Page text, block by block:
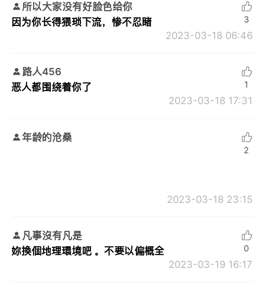
所以大家没有好脸色给你
因为你长得猥琐下流，惨不忍睹
2023-03-18 06:46
3
路人456
恶人都围绕着你了
2023-03-18 17:31
1
年龄的沧桑
2023-03-18 23:15
2
凡事沒有凡是
妳換個地理環境吧 。不要以偏概全
2023-03-19 16:17
0